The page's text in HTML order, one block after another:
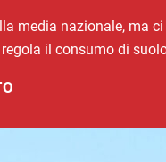
media nazionale, ma
il consumo di